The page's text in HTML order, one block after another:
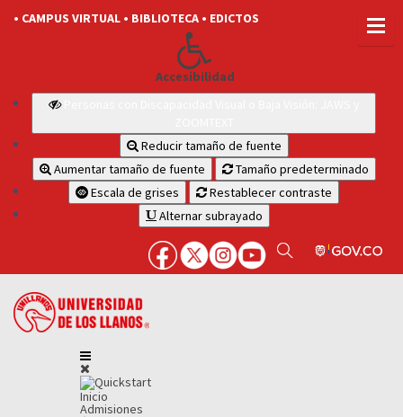
• CAMPUS VIRTUAL • BIBLIOTECA • EDICTOS
Accesibilidad
Reducir tamaño de fuente
Aumentar tamaño de fuente
Tamaño predeterminado
Escala de grises
Restablecer contraste
Alternar subrayado
Inicio
Admisiones